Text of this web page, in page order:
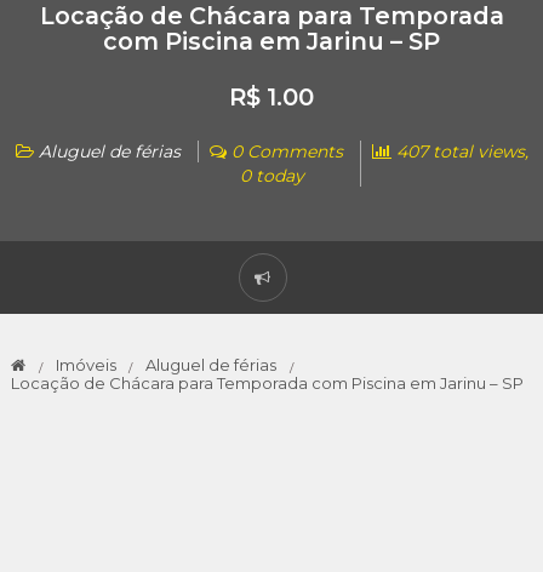
Locação de Chácara para Temporada
com Piscina em Jarinu – SP
R$ 1.00
Aluguel de férias 0 Comments
407 total views,
0 today
Imóveis
Aluguel de férias
Locação de Chácara para Temporada com Piscina em Jarinu – SP